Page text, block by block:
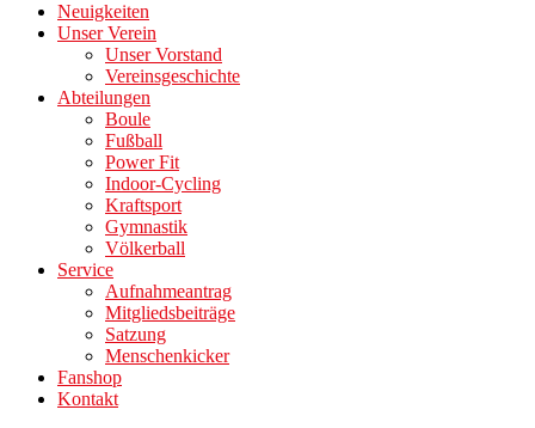
Neuigkeiten
Unser Verein
Unser Vorstand
Vereinsgeschichte
Abteilungen
Boule
Fußball
Power Fit
Indoor-Cycling
Kraftsport
Gymnastik
Völkerball
Service
Aufnahmeantrag
Mitgliedsbeiträge
Satzung
Menschenkicker
Fanshop
Kontakt